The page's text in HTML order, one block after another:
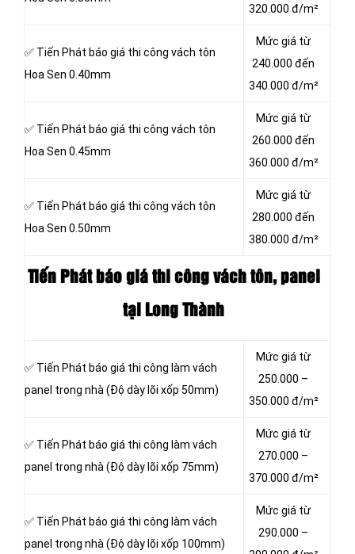
320.000 đ/m²
✅ Tiến Phát báo giá thi công vách tôn
Hoa Sen 0.40mm
Mức giá từ
240.000 đến
340.000 đ/m²
✅ Tiến Phát báo giá thi công vách tôn
Hoa Sen 0.45mm
Mức giá từ
260.000 đến
360.000 đ/m²
✅ Tiến Phát báo giá thi công vách tôn
Hoa Sen 0.50mm
Mức giá từ
280.000 đến
380.000 đ/m²
Tiến Phát báo giá thi công vách tôn, panel
tại Long Thành
✅ Tiến Phát báo giá thi công làm vách
panel trong nhà (Độ dày lõi xốp 50mm)
Mức giá từ
250.000 –
350.000 đ/m²
✅ Tiến Phát báo giá thi công làm vách
panel trong nhà (Độ dày lõi xốp 75mm)
Mức giá từ
270.000 –
370.000 đ/m²
✅ Tiến Phát báo giá thi công làm vách
panel trong nhà (Độ dày lõi xốp 100mm)
Mức giá từ
290.000 –